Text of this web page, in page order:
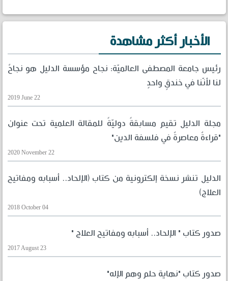
الأخبار أكثر مشاهدة
رئيس جامعة المصطفى العالميّة: نجاح مؤسسة الدليل هو نجاحٌ
لنا لأنّنا في خندقٍ واحدٍ
2019 June 22
مجلة الدليل تقيم مسابقةً دوليّةً للمقالة العلمية تحت عنوان
"قراءةٌ معاصرةٌ في فلسفة الدين"
2020 November 22
الدليل تنشر نسخة إلكترونية من كتاب (الإلحاد.. أسبابه ومفاتيح
العلاج)
2018 October 04
صدور كتاب " الإلحاد.. أسبابه ومفاتيح العلاج "
2017 August 23
صدور كتاب "نهاية حلم وهم الإله"